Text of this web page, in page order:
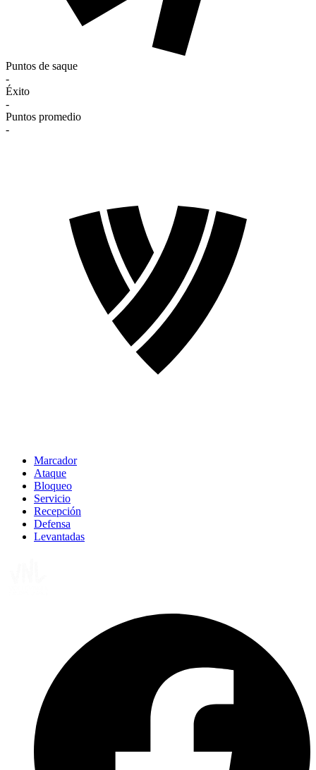
Puntos de saque
-
Éxito
-
Puntos promedio
-
Marcador
Ataque
Bloqueo
Servicio
Recepción
Defensa
Levantadas